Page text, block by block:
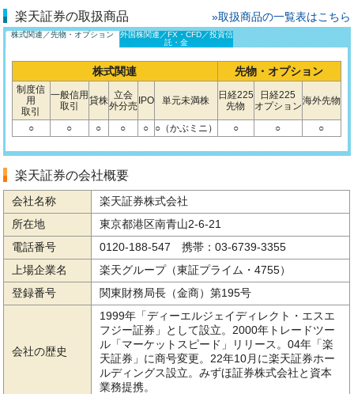
楽天証券の取扱商品 »取扱商品の一覧表はこちら
株式関連／先物・オプション
外国株関連／FX・CFD／投資信
託・金
株式関連 先物・オプション
制度信
用
取引
一般信用
取引
貸株 立会
外分売IPO 単元未満株
日経225
先物
日経225
オプション海外先物
○ ○ ○ ○ ○ ○（かぶミニ） ○ ○ ○
楽天証券の会社概要
会社名称
楽天証券株式会社
所在地
東京都港区南青山2-6-21
電話番号
0120-188-547 携帯：03-6739-3355
上場企業名
楽天グループ（東証プライム・4755）
登録番号
関東財務局長（金商）第195号
会社の歴史
1999年「ディーエルジェイディレクト・エスエ
フジー証券」として設立。2000年トレードツー
ル「マーケットスピード」リリース。04年「楽
天証券」に商号変更。22年10月に楽天証券ホー
ルディングス設立。みずほ証券株式会社と資本
業務提携。